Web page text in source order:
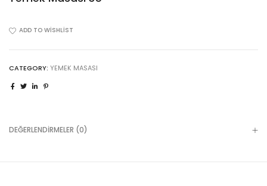
ADD TO WISHLIST
CATEGORY: YEMEK MASASI
DEĞERLENDIRMELER (0)